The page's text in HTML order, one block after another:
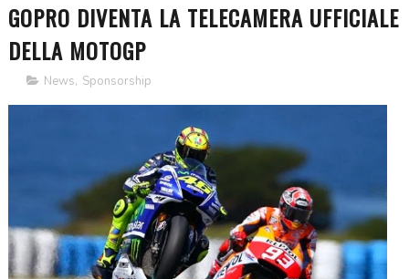
GOPRO DIVENTA LA TELECAMERA UFFICIALE
DELLA MOTOGP
News, Sponsorship